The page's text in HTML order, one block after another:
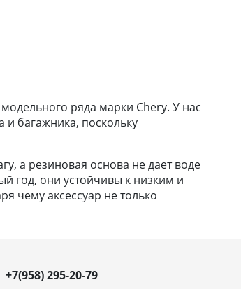
ряда марки Chery. У нас
и багажника, поскольку
а резиновая основа не дает воде
год, они устойчивы к низким и
чему аксессуар не только
+7(958) 295-20-79